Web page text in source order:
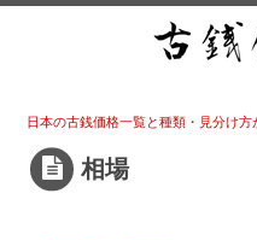
日本の古銭価格一覧と種類・見分け
相場